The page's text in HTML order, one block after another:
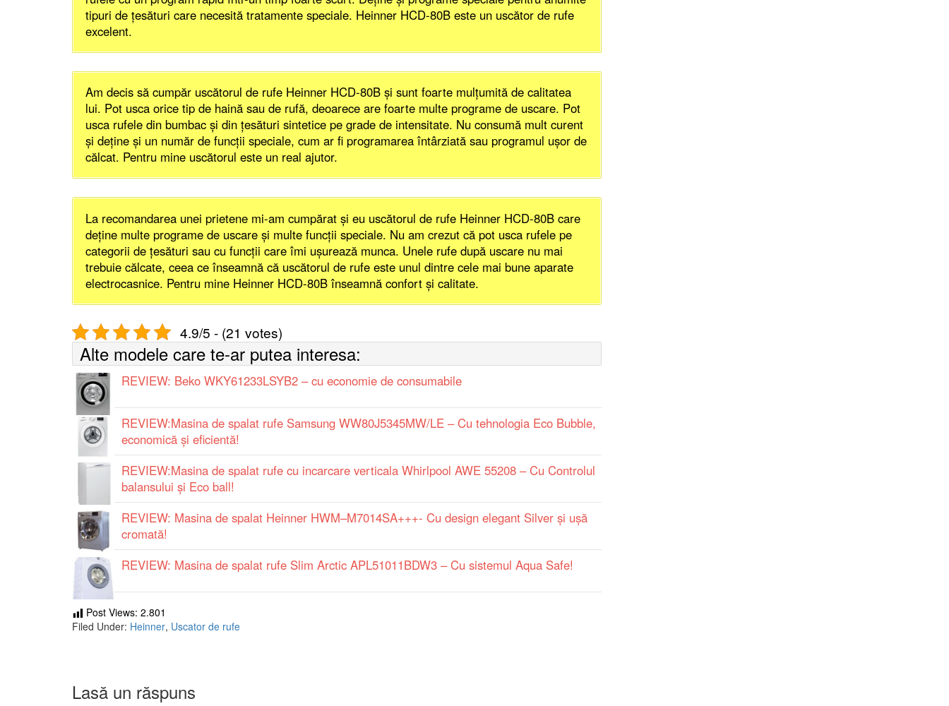
tipuri de ţesături care necesită tratamente speciale. Heinner HCD-80B este un uscător de rufe
excelent.
Am decis să cumpăr uscătorul de rufe Heinner HCD-80B şi sunt foarte mulţumită de calitatea
lui. Pot usca orice tip de haină sau de rufă, deoarece are foarte multe programe de uscare. Pot
usca rufele din bumbac şi din ţesături sintetice pe grade de intensitate. Nu consumă mult curent
şi deţine şi un număr de funcţii speciale, cum ar fi programarea întârziată sau programul uşor de
călcat. Pentru mine uscătorul este un real ajutor.
La recomandarea unei prietene mi-am cumpărat şi eu uscătorul de rufe Heinner HCD-80B care
deţine multe programe de uscare şi multe funcţii speciale. Nu am crezut că pot usca rufele pe
categorii de ţesături sau cu funcţii care îmi uşurează munca. Unele rufe după uscare nu mai
trebuie călcate, ceea ce înseamnă că uscătorul de rufe este unul dintre cele mai bune aparate
electrocasnice. Pentru mine Heinner HCD-80B înseamnă confort şi calitate.
4.9/5 - (21 votes)
Alte modele care te-ar putea interesa:
REVIEW: Beko WKY61233LSYB2 – cu economie de consumabile
REVIEW:Masina de spalat rufe Samsung WW80J5345MW/LE – Cu tehnologia Eco Bubble,
economică și eficientă!
REVIEW:Masina de spalat rufe cu incarcare verticala Whirlpool AWE 55208 – Cu Controlul
balansului și Eco ball!
REVIEW: Masina de spalat Heinner HWM–M7014SA+++- Cu design elegant Silver și ușă
cromată!
REVIEW: Masina de spalat rufe Slim Arctic APL51011BDW3 – Cu sistemul Aqua Safe!
Post Views: 2.801
Filed Under: Heinner, Uscator de rufe
Lasă un răspuns